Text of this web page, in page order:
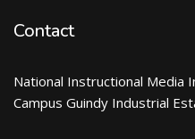
Contact
National Instructional Media
Campus Guindy Industrial